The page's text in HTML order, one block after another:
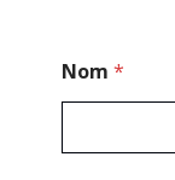
Nom *